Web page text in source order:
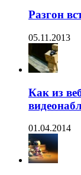
Разгон
05.11.2013
Как из
01.04.2014